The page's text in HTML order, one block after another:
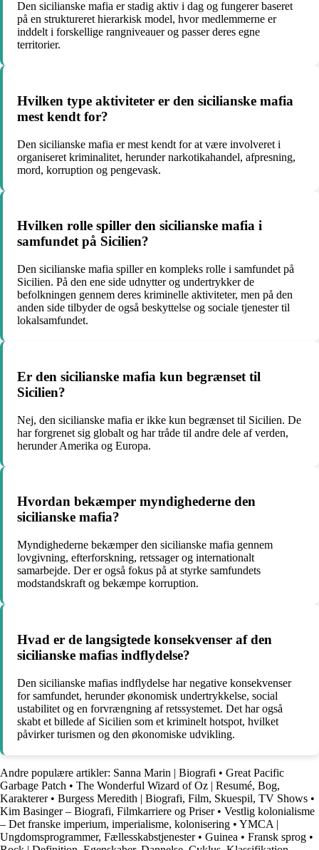
Den sicilianske mafia er stadig aktiv i dag og fungerer baseret
på en struktureret hierarkisk model, hvor medlemmerne er
inddelt i forskellige rangniveauer og passer deres egne
territorier.
Hvilken type aktiviteter er den sicilianske mafia
mest kendt for?
Den sicilianske mafia er mest kendt for at være involveret i
organiseret kriminalitet, herunder narkotikahandel, afpresning,
mord, korruption og pengevask.
Hvilken rolle spiller den sicilianske mafia i
samfundet på Sicilien?
Den sicilianske mafia spiller en kompleks rolle i samfundet på
Sicilien. På den ene side udnytter og undertrykker de
befolkningen gennem deres kriminelle aktiviteter, men på den
anden side tilbyder de også beskyttelse og sociale tjenester til
lokalsamfundet.
Er den sicilianske mafia kun begrænset til
Sicilien?
Nej, den sicilianske mafia er ikke kun begrænset til Sicilien. De
har forgrenet sig globalt og har tråde til andre dele af verden,
herunder Amerika og Europa.
Hvordan bekæmper myndighederne den
sicilianske mafia?
Myndighederne bekæmper den sicilianske mafia gennem
lovgivning, efterforskning, retssager og internationalt
samarbejde. Der er også fokus på at styrke samfundets
modstandskraft og bekæmpe korruption.
Hvad er de langsigtede konsekvenser af den
sicilianske mafias indflydelse?
Den sicilianske mafias indflydelse har negative konsekvenser
for samfundet, herunder økonomisk undertrykkelse, social
ustabilitet og en forvrængning af retssystemet. Det har også
skabt et billede af Sicilien som et kriminelt hotspot, hvilket
påvirker turismen og den økonomiske udvikling.
Andre populære artikler: Sanna Marin | Biografi • Great Pacific
Garbage Patch • The Wonderful Wizard of Oz | Resumé, Bog,
Karakterer• Burgess Meredith | Biografi, Film, Skuespil, TV Shows •
Kim Basinger – Biografi, Filmkarriere og Priser• Vestlig kolonialisme
– Det franske imperium, imperialisme, kolonisering • YMCA |
Ungdomsprogrammer, Fællesskabstjenester• Guinea • Fransk sprog •